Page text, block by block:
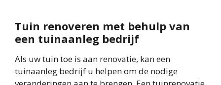
Tuin renoveren met behulp van
een tuinaanleg bedrijf
Als uw tuin toe is aan renovatie, kan een
tuinaanleg bedrijf u helpen om de nodige